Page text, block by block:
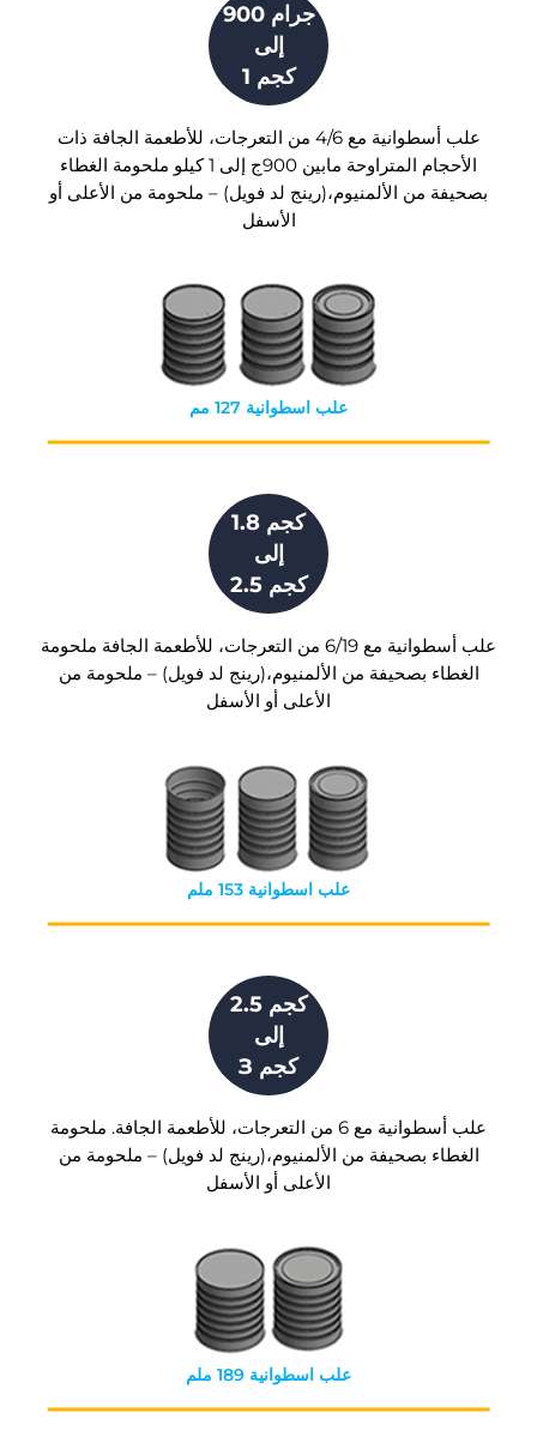
900 جرام
إلى
1 كجم
علب أسطوانية مع 4/6 من التعرجات، للأطعمة الجافة ذات
الأحجام المتراوحة مابين 900ج إلى 1 كيلو ملحومة الغطاء
بصحيفة من الألمنيوم،(رينج لد فويل) – ملحومة من الأعلى أو
الأسفل
علب اسطوانية 127 مم
1.8 كجم
إلى
2.5 كجم
علب أسطوانية مع 6/19 من التعرجات، للأطعمة الجافة ملحومة
الغطاء بصحيفة من الألمنيوم،(رينج لد فويل) – ملحومة من
الأعلى أو الأسفل
علب اسطوانية 153 ملم
2.5 كجم
إلى
З كجم
علب أسطوانية مع 6 من التعرجات، للأطعمة الجافة. ملحومة
الغطاء بصحيفة من الألمنيوم،(رينج لد فويل) – ملحومة من
الأعلى أو الأسفل
علب اسطوانية 189 ملم